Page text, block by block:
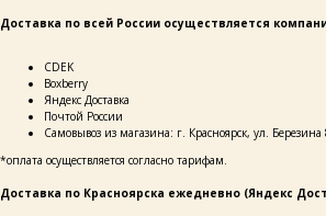
Доставка по всей России осуществляется
СDEK
Boxberry
Яндекс Доставка
Почтой России
Самовывоз из магазина: г. Красноярск, ул. Березина
*оплата осуществляется согласно тарифам.
Доставка по Красноярска ежедневно (Яндекс
каталог
покупателям